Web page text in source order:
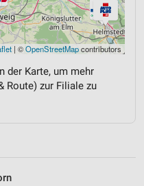
| ©OpenStreetMapcontributors
der Karte, um mehr
Route) zur Filiale zu